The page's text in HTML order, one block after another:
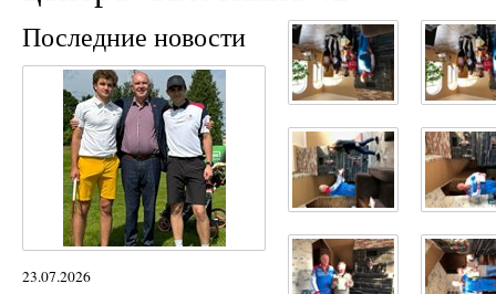
Последние новости
23.07.2026